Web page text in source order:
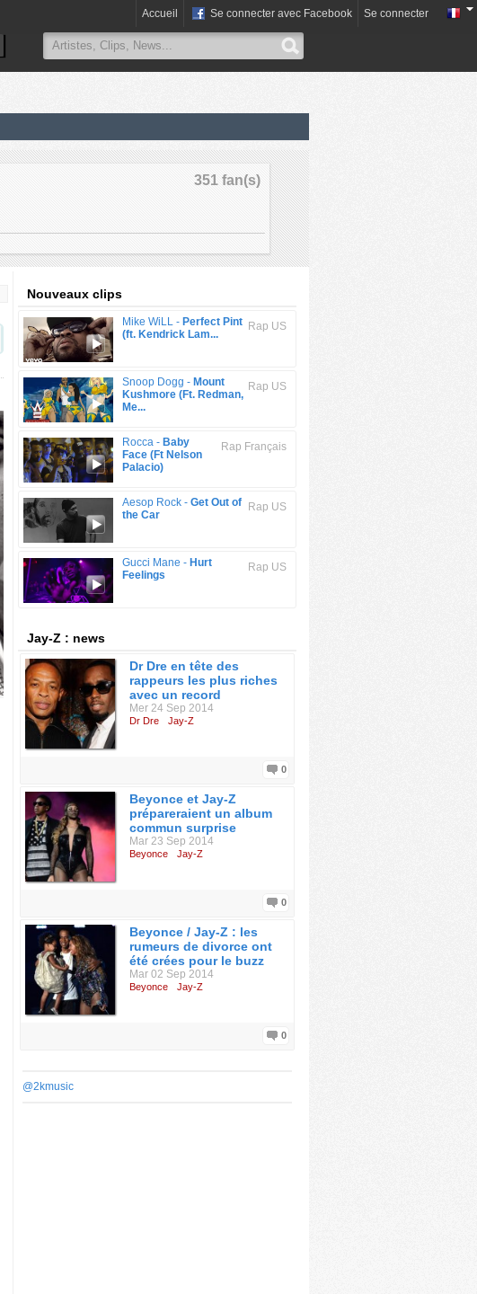
Accueil Se connecter avec Facebook Se connecter
351 fan(s)
Nouveaux clips
Rap US
Mike WiLL - Perfect Pint
(ft. Kendrick Lam...
Rap US
Snoop Dogg - Mount
Kushmore (Ft. Redman,
Me...
Rap Français
Rocca - Baby
Face (Ft Nelson
Palacio)
Rap US
Aesop Rock - Get Out of
the Car
Rap US
Gucci Mane - Hurt
Feelings
Jay-Z : news
Dr Dre en tête des
rappeurs les plus riches
avec un record
Mer 24 Sep 2014
Dr Dre Jay-Z
0
Beyonce et Jay-Z
prépareraient un album
commun surprise
Mar 23 Sep 2014
Beyonce Jay-Z
0
Beyonce / Jay-Z : les
rumeurs de divorce ont
été crées pour le buzz
Mar 02 Sep 2014
Beyonce Jay-Z
0
@2kmusic